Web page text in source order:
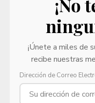
¡No
¡Únete a miles de
recibe nuestras
Dirección de Correo